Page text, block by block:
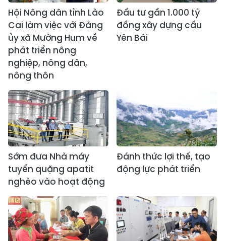
Hội Nông dân tỉnh Lào
Cai làm việc với Đảng
ủy xã Mường Hum về
phát triển nông
nghiệp, nông dân,
nông thôn
Đầu tư gần 1.000 tỷ
đồng xây dựng cầu
Yên Bái
Sớm đưa Nhà máy
tuyển quặng apatit
nghèo vào hoạt động
Đánh thức lợi thế, tạo
động lực phát triển